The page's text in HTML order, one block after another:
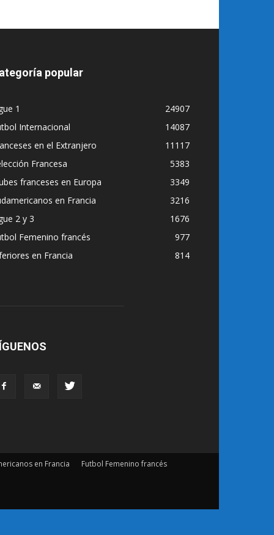
popular
1
24907
Internacional
14087
en el Extranjero
11117
Francesa
5383
franceses en Europa
3349
en Francia
3216
2 y 3
1676
Femenino francés
977
en Francia
814
en Francia
Futbol Femenino francés